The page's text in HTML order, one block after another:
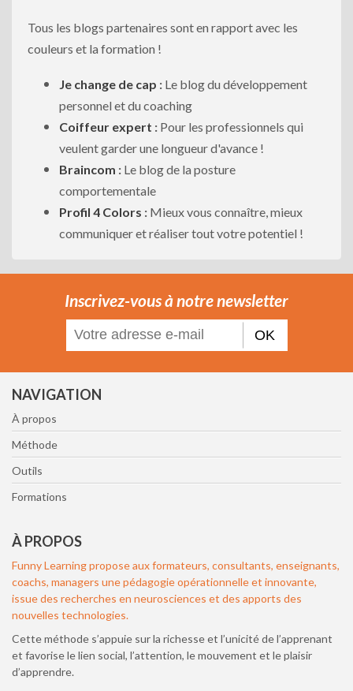
Tous les blogs partenaires sont en rapport avec les
couleurs et la formation !
Je change de cap : Le blog du développement
personnel et du coaching
Coiffeur expert : Pour les professionnels qui
veulent garder une longueur d'avance !
Braincom : Le blog de la posture
comportementale
Profil 4 Colors : Mieux vous connaître, mieux
communiquer et réaliser tout votre potentiel !
Inscrivez-vous à notre newsletter
OK
NAVIGATION
À propos
Méthode
Outils
Formations
À PROPOS
Funny Learning propose aux formateurs, consultants, enseignants,
coachs, managers une pédagogie opérationnelle et innovante,
issue des recherches en neurosciences et des apports des
nouvelles technologies.
Cette méthode s’appuie sur la richesse et l’unicité de l’apprenant
et favorise le lien social, l’attention, le mouvement et le plaisir
d’apprendre.